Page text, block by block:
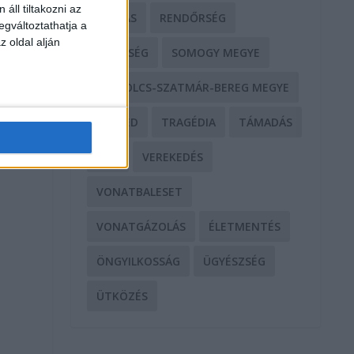
áll tiltakozni az
a
oldal alján
RABLÁS RENDŐRSÉG
SEGÍTSÉG SOMOGY MEGYE
SZABOLCS-SZATMÁR-BEREG MEGYE
SZEGED TRAGÉDIA TÁMADÁS
VEREKEDÉS
VONATBALESET
VONATGÁZOLÁS ÉLETMENTÉS
ÖNGYILKOSSÁG ÜGYÉSZSÉG
ÜTKÖZÉS